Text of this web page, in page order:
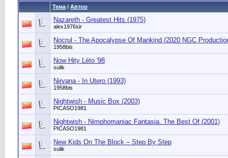
Тема / Автор
Nazareth - Greatest Hits (1975)
alex1976sir
Nocrul - The Apocalypse Of Mankind (2020 NGC
1958bis
Now Hity Léto '98
sulik
Nirvana - In Utero (1993)
1958bis
Nightwish - Music Box (2003)
PICASO1981
Nightwish - Nimphomaniac Fantasia. The Best Of (2001)
PICASO1981
New Kids On The Block ‎– Step By Step
sulik